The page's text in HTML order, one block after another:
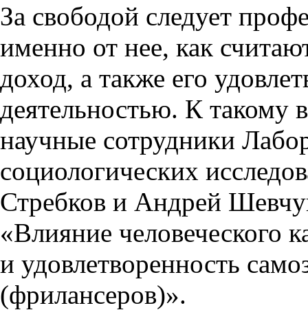
За свободой следует
именно от нее, как
доход, а также его
деятельностью. К
научные сотрудники
социологических
Стребков и Андрей
«Влияние человеческого
и удовлетворенность
(фрилансеров)».